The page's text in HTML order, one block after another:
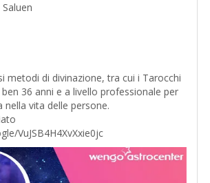
metodi di divinazione, tra cui i Tarocchi
36 anni e a livello professionale per
vita delle persone.
VuJSB4H4XvXxie0jc